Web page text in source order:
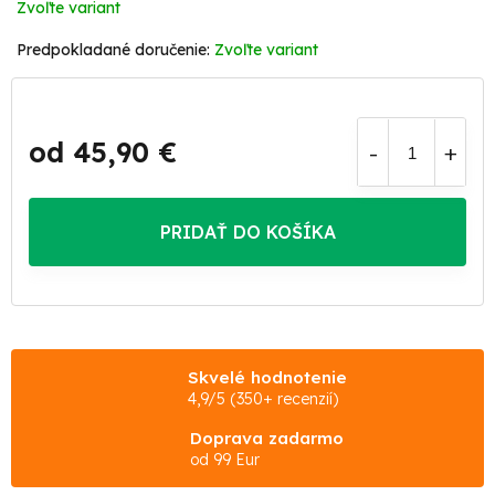
Zvoľte variant
Zvoľte variant
od 45,90 €
Jednotková
cena:
PRIDAŤ DO KOŠÍKA
Skvelé hodnotenie
4,9/5 (350+ recenzií)
Doprava zadarmo
od 99 Eur